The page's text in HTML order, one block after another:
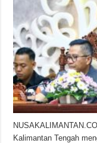
Kalimantan Tengah